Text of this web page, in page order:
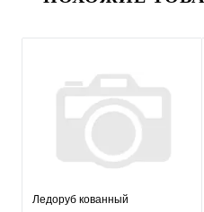
Ледоруб кованный